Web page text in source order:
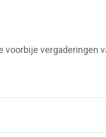
voorbije vergaderingen